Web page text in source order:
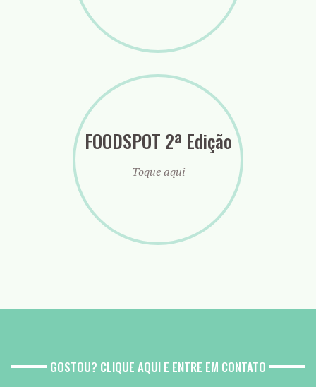
FOODSPOT 2ª Edição
Toque aqui
GOSTOU? CLIQUE AQUI E ENTRE EM CONTATO